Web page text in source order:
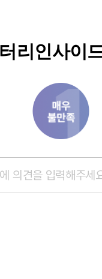
리인사이
1